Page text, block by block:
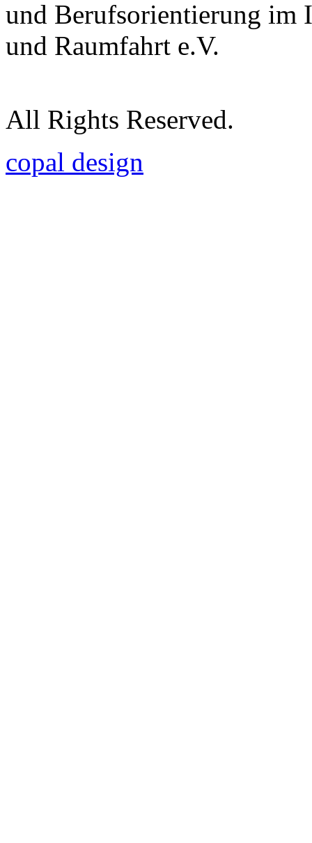
und Berufsorientierung im
und Raumfahrt e.V.
All Rights Reserved.
copal design